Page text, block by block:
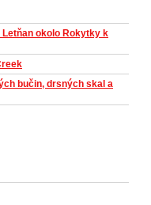
okolo Rokytky k
bučin, drsných skal a